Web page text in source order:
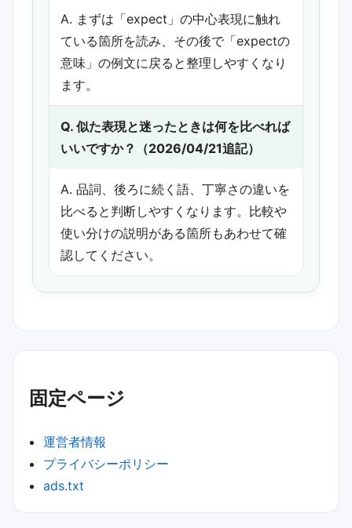
A. まずは「expect」の中心表現に触れ
ている箇所を読み、その後で「expectの
意味」の例文に戻ると整理しやすくなり
ます。
Q. 似た表現と迷ったときは何を比べれば
いいですか？（2026/04/21追記）
A. 品詞、後ろに続く語、丁寧さの違いを
比べると判断しやすくなります。比較や
使い分けの説明がある箇所もあわせて確
認してください。
固定ページ
運営者情報
プライバシーポリシー
ads.txt